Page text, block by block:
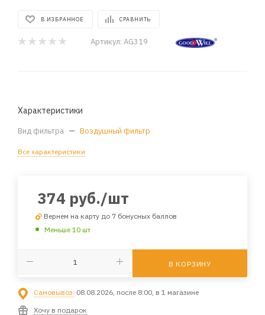
В ИЗБРАННОЕ СРАВНИТЬ
Артикул: AG319
Характеристики
Вид фильтра — Воздушный фильтр
Все характеристики
374 руб./шт
Вернем на карту до 7 бонусных баллов
Меньше 10 шт
В КОРЗИНУ
Самовывоз: 08.08.2026, после 8:00, в 1 магазине
Хочу в подарок